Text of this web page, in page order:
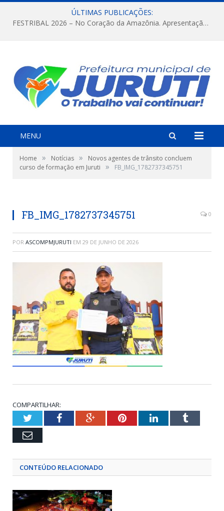
ÚLTIMAS PUBLICAÇÕES:
FESTRIBAL 2026 – No Coração da Amazônia. Apresentação da Munduruku.
MENU
Home » Notícias »
Novos agentes de trânsito concluem
curso de formação em Juruti
» FB_IMG_1782737345751
FB_IMG_1782737345751 0
POR ASCOMPMJURUTI EM 29 DE JUNHO DE 2026
COMPARTILHAR:
TwitterFacebookGoogle+PinterestLinkedInTumblr
Email
CONTEÚDO RELACIONADO